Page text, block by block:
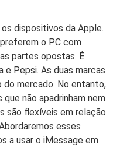
dispositivos da Apple.
o PC com
partes opostas. É
e Pepsi. As duas marcas
mercado. No entanto,
não apadrinham nem
são flexíveis em relação
esses
a usar o iMessage em